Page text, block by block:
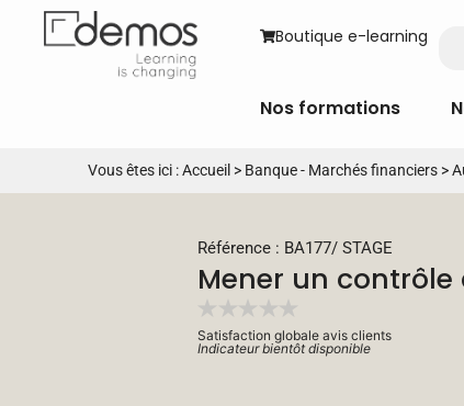
Boutique e-learning
Nos formations
Vous êtes ici :Accueil > Banque - Marchés financiers >
Référence : BA177/ STAGE
Mener un
Satisfaction globale avis clients
Indicateur bientôt disponible